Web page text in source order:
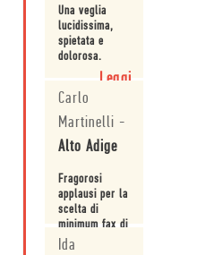
storiche e
biografiche, è
scritto in
forma di
dialogo ma non
è esatto come
una
drammaturgia,
possie...
Una veglia
lucidissima,
spietata e
dolorosa.
Leggi
Carlo
Martinelli -
Alto Adige
Fragorosi
applausi per la
scelta di
minimum fax di
proporre una
Ida